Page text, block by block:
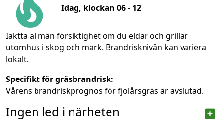
Idag, klockan 06 - 12
Iaktta allmän försiktighet om du eldar och grillar
utomhus i skog och mark. Brandrisknivån kan variera
lokalt.
Specifikt för gräsbrandrisk:
Vårens brandriskprognos för fjolårsgräs är avslutad.
Ingen led i närheten